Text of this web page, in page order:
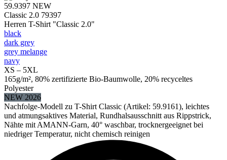
59.9397 NEW
Classic 2.0 79397
Herren T-Shirt "Classic 2.0"
black
dark grey
grey melange
navy
XS – 5XL
165g/m², 80% zertifizierte Bio-Baumwolle, 20% recyceltes
Polyester
NEW 2026
Nachfolge-Modell zu T-Shirt Classic (Artikel: 59.9161), leichtes
und atmungsaktives Material, Rundhalsausschnitt aus Rippstrick,
Nähte mit AMANN-Garn, 40° waschbar, trocknergeeignet bei
niedriger Temperatur, nicht chemisch reinigen